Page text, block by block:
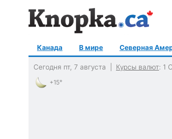
Канада В мире Северная
Сегодня пт, 7 августа | Курсы валют: 1
+15°